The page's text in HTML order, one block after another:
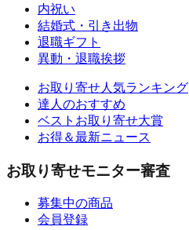
内祝い
結婚式・引き出物
退職ギフト
異動・退職挨拶
お取り寄せ人気ランキング
達人のおすすめ
ベストお取り寄せ大賞
お得＆最新ニュース
お取り寄せモニター審査
募集中の商品
会員登録